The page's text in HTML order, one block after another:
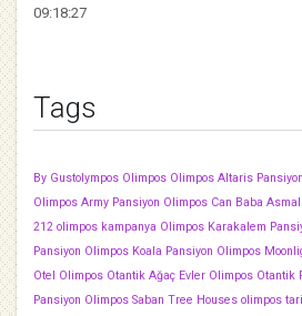
09:18:27
Tags
By Gustolympos Olimpos Olimpos Altaris Pansiyon
Olimpos Army Pansiyon Olimpos Can Baba
212 olimpos kampanya Olimpos Karakalem
Pansiyon Olimpos Koala Pansiyon Olimpos
Otel
Olimpos Otantik Ağaç Evler Olimpos Otantik
Pansiyon Olimpos Saban Tree Houses olimpos